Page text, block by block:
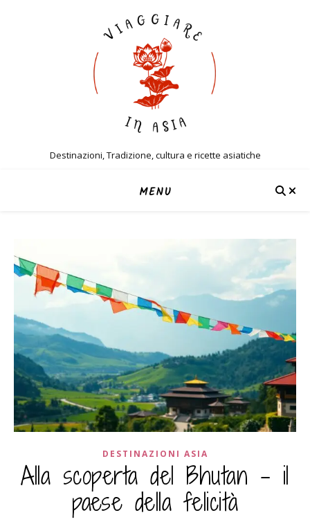
Destinazioni, Tradizione, cultura e ricette asiatiche
MENU
DESTINAZIONI ASIA
Alla scoperta del Bhutan – il
paese della felicità